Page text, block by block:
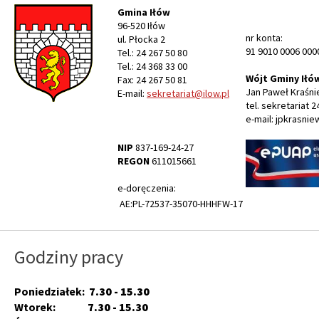
Gmina Iłów
96-520 Iłów
ul. Płocka 2
Tel.: 24 267 50 80
Tel.: 24 368 33 00
Fax: 24 267 50 81
E-mail: sekretariat@ilow.pl
NIP 837-169-24-27
REGON611015661
e-doręczenia:
AE:PL-72537-35070-HHHFW-17
nr konta:
91 9010 0006
Wójt Gminy
Jan Paweł
tel. sekretariat
e-mail:
Godziny pracy
Poniedziałek: 7.30 - 15.30
Wtorek: 7.30 - 15.30